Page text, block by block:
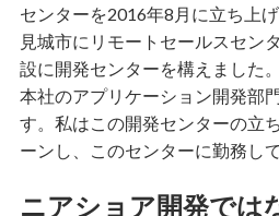
センターを2016年8月に立ち上
見城市にリモートセールスセン
設に開発センターを構えました
本社のアプリケーション開発部
す。私はこの開発センターの立
ーンし、このセンターに勤務して
ニアショア開発では